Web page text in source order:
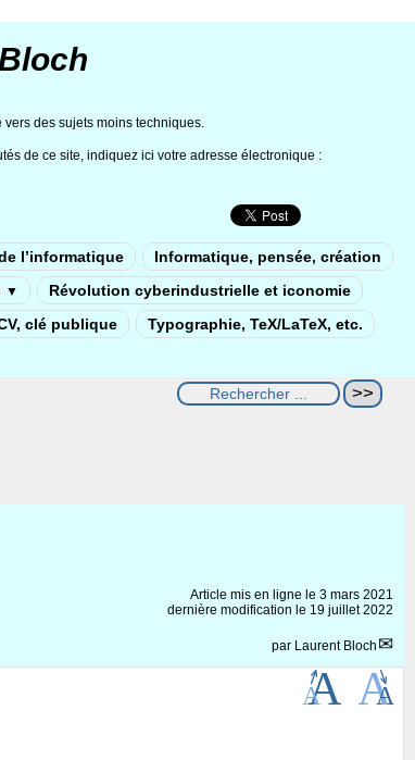
vers des sujets moins techniques.
de ce site, indiquez ici votre adresse électronique :
l’informatique
Informatique, pensée, création
▼
Révolution cyberindustrielle et iconomie
clé publique
Typographie, TeX/LaTeX, etc.
Article mis en ligne le 3 mars 2021
dernière modification le 19 juillet 2022
par Laurent Bloch